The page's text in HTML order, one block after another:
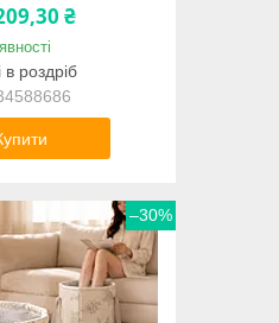
₴
роздріб
–30%